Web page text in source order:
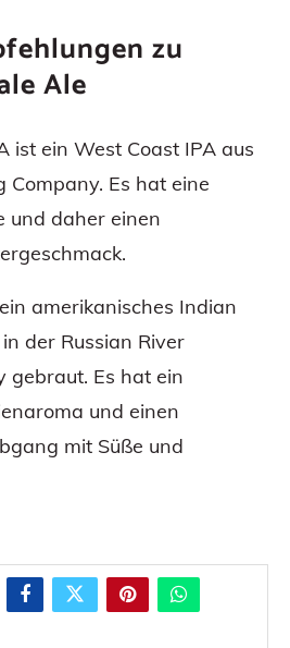
zu
Ale
ist ein West Coast IPA aus
Company. Es hat eine
und daher einen
amerikanisches Indian
der Russian River
gebraut. Es hat ein
und einen
mit Süße und